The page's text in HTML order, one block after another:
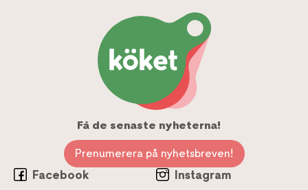
Få de senaste nyheterna!
Prenumerera på nyhetsbreven!
Facebook
Instagram